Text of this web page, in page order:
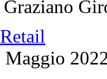
Graziano
Retail